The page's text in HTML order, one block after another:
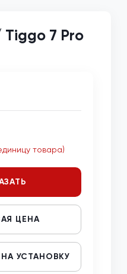
Tiggo 7 Pro
товара)
ЦЕНА
УСТАНОВКУ